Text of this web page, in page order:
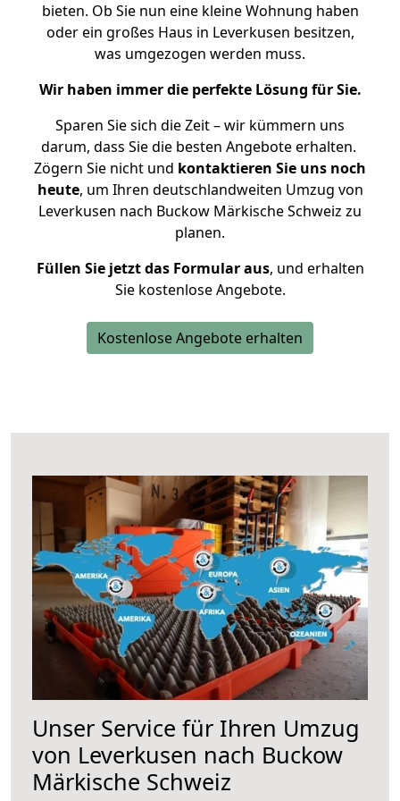
bieten. Ob Sie nun eine kleine Wohnung haben
oder ein großes Haus in Leverkusen besitzen,
was umgezogen werden muss.
Wir haben immer die perfekte Lösung für Sie.
Sparen Sie sich die Zeit – wir kümmern uns
darum, dass Sie die besten Angebote erhalten.
Zögern Sie nicht und kontaktieren Sie uns noch
heute, um Ihren deutschlandweiten Umzug von
Leverkusen nach Buckow Märkische Schweiz zu
planen.
Füllen Sie jetzt das Formular aus, und erhalten
Sie kostenlose Angebote.
Kostenlose Angebote erhalten
Unser Service für Ihren Umzug
von Leverkusen nach Buckow
Märkische Schweiz